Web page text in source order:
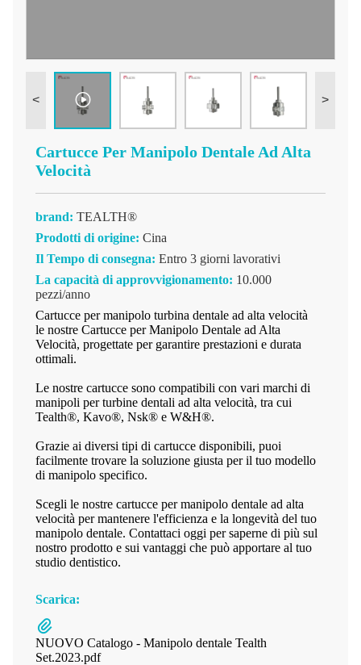
< >
Cartucce Per Manipolo Dentale Ad Alta
Velocità
brand: TEALTH®
Prodotti di origine: Cina
Il Tempo di consegna: Entro 3 giorni lavorativi
La capacità di approvvigionamento: 10.000
pezzi/anno
Cartucce per manipolo turbina dentale ad alta velocità
le nostre Cartucce per Manipolo Dentale ad Alta
Velocità, progettate per garantire prestazioni e durata
ottimali.
Le nostre cartucce sono compatibili con vari marchi di
manipoli per turbine dentali ad alta velocità, tra cui
Tealth®, Kavo®, Nsk® e W&H®.
Grazie ai diversi tipi di cartucce disponibili, puoi
facilmente trovare la soluzione giusta per il tuo modello
di manipolo specifico.
Scegli le nostre cartucce per manipolo dentale ad alta
velocità per mantenere l'efficienza e la longevità del tuo
manipolo dentale. Contattaci oggi per saperne di più sul
nostro prodotto e sui vantaggi che può apportare al tuo
studio dentistico.
Scarica:
NUOVO Catalogo - Manipolo dentale Tealth
Set.2023.pdf